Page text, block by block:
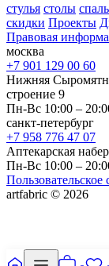
стулья столы
скидки Проекты
Правовая
москва
+7 901 129 00 60
Нижняя
строение 9
Пн-Вс 10:00 –
санкт-петербург
+7 958 776 47 07
Аптекарская
Пн-Вс 10:00 –
Пользовательское
artfabric © 2026